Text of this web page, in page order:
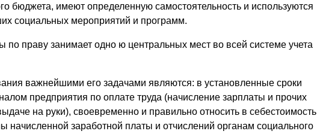
бюджета, имеют определенную самостоятельность и используются
социальных мероприятий и программ.
по праву занимает одно ю центральных мест во всей системе учета
важнейшими его задачами являются: в установленные сроки
предприятия по оплате труда (начисление зарплаты и прочих
на руки), своевременно и правильно относить в себестоимость
начисленной заработной платы и отчислений органам социального